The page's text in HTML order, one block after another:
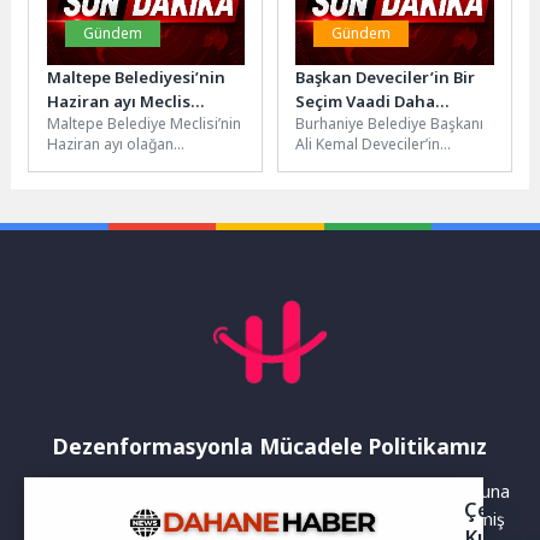
Gündem
Maltepe Belediyesi’nin
Haziran ayı Meclis
toplantıları sona erdi
Maltepe Belediye Meclisi’nin
Haziran ayı olağan
Gündem
Başkan Deveciler’in Bir
Seçim Vaadi Daha
Hayata Geçiyor:
Bahçelievler Pazar Yeri
Yenileniyor
Burhaniye Belediye Başkanı
Ali Kemal Deveciler’in
Dezenformasyonla Mücadele Politikamız
Yayınlanan haberler doğruluk ilkesi gözetilerek hazırlanır. Buna
rağmen bazı içeriklerde eksik, hatalı veya güncelliğini yitirmiş
Çerez